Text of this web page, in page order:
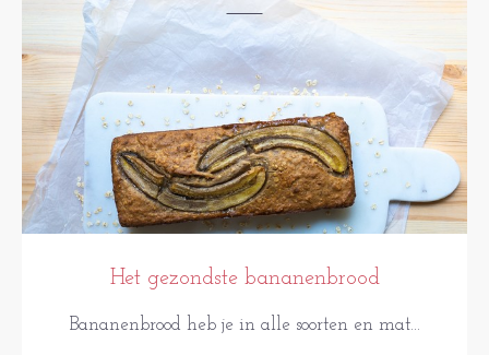
Het gezondste bananenbrood
Bananenbrood heb je in alle soorten en mat...